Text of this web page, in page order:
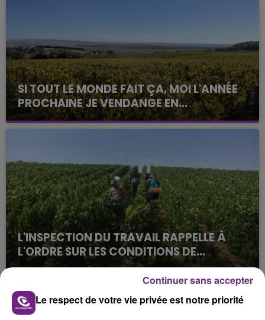
SI TOUT LE MONDE FAIT ÇA, MOI L'ANNÉE
PROCHAINE JE VENDANGE EN...
La vendange en Champagne a débuté ce jeudi 6
août dans la commune de Montgueux (Aube). Du
L'INSPECTION DU TRAVAIL RAPPELLE À
L'ORDRE SUR LES CONDITIONS DE...
Alors que les dates de début des vendange 2026
s'est avéré être plus précoce que prévu,
l'inspection du Travail en profite pour rappeler
les conditions de...
TITRES DIFFUSÉS
Le respect de votre vie privée est notre priorité
Continuer sans accepter